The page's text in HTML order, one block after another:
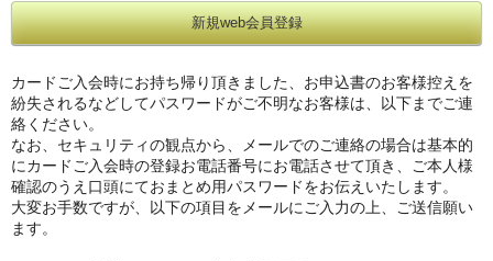
カードご入会時にお持ち帰り頂きました、お申込書のお客様控えを
紛失されるなどしてパスワードがご不明なお客様は、以下までご連
絡ください。
なお、セキュリティの観点から、メールでのご連絡の場合は基本的
にカードご入会時の登録お電話番号にお電話させて頂き、ご本人様
確認のうえ口頭にておまとめ用パスワードをお伝えいたします。
大変お手数ですが、以下の項目をメールにご入力の上、ご送信願い
ます。